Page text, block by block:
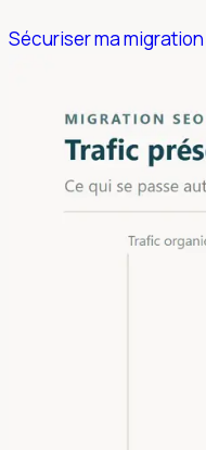
Sécuriser ma migration